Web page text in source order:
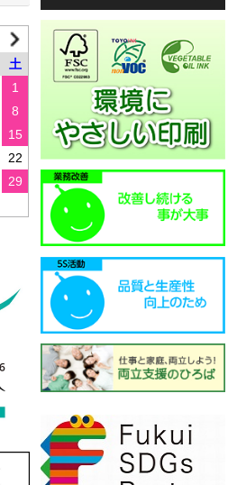
土
1
8
15
22
29
ヤ